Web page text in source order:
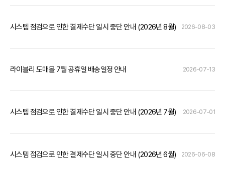
시스템 점검으로 인한 결제수단 일시 중단 안내 (2026년 8월) 2026-08-03
라이블리 도매몰 7월 공휴일 배송일정 안내 2026-07-13
시스템 점검으로 인한 결제수단 일시 중단 안내 (2026년 7월) 2026-07-01
시스템 점검으로 인한 결제수단 일시 중단 안내 (2026년 6월) 2026-06-08